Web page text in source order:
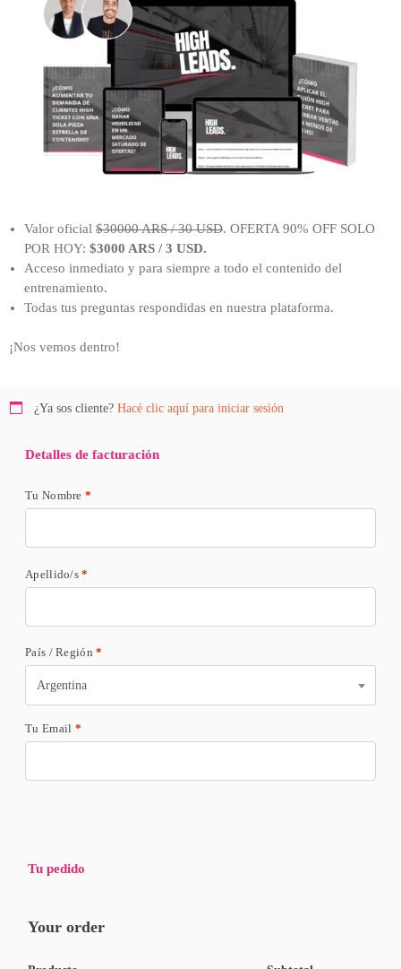
Valor oficial $30000 ARS / 30 USD. OFERTA 90% OFF SOLO
POR HOY: $3000 ARS / 3 USD.
Acceso inmediato y para siempre a todo el contenido del
entrenamiento.
Todas tus preguntas respondidas en nuestra plataforma.
dentro!
¿Ya sos cliente? Hacé clic aquí para iniciar sesión
Detalles de facturación
Tu Nombre *
Apellido/s*
País / Región*
Argentina
Tu Email *
Tu pedido
Your order